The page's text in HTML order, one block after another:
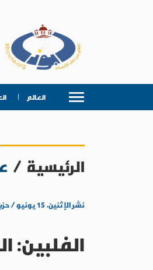
العالم
الرئيسية /
نشر الإثنين، ١٥ يونيو / حزيران ٢٠٢٦
الفلبين: